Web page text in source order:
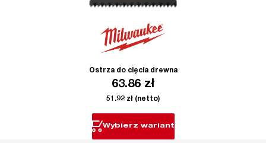
Ostrza do cięcia drewna
63.86 zł
51.92 zł (netto)
Wybierz wariant